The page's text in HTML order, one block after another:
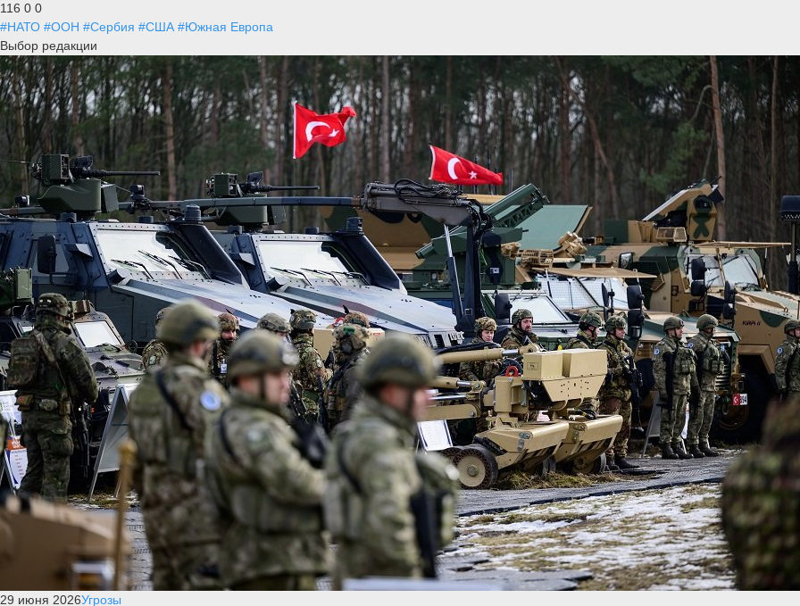
116 0 0
#НАТО #ООН #Сербия #США #Южная Европа
Выбор редакции
29 июня 2026Угрозы